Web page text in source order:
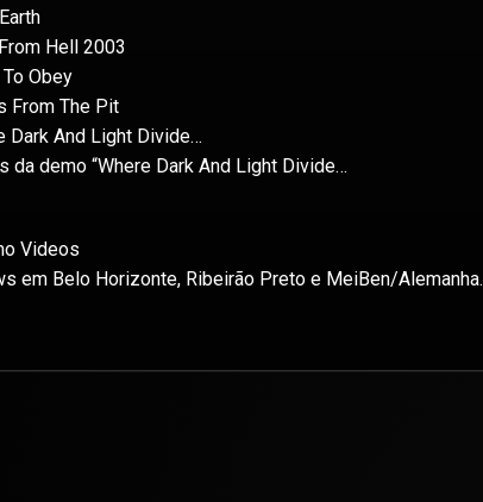
Hell 2003
Obey
From The Pit
Dark And Light Divide…
da demo “Where Dark And Light Divide…
Videos
em Belo Horizonte, Ribeirão Preto e MeiBen/Alemanha.